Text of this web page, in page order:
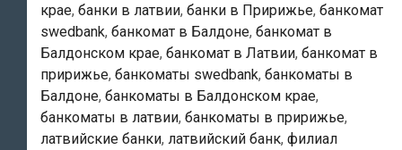
крае, банки в латвии, банки в Пририжье, банкомат
swedbank, банкомат в Балдоне, банкомат в
Балдонском крае, банкомат в Латвии, банкомат в
пририжье, банкоматы swedbank, банкоматы в
Балдоне, банкоматы в Балдонском крае,
банкоматы в латвии, банкоматы в пририжье,
латвийские банки, латвийский банк, филиал